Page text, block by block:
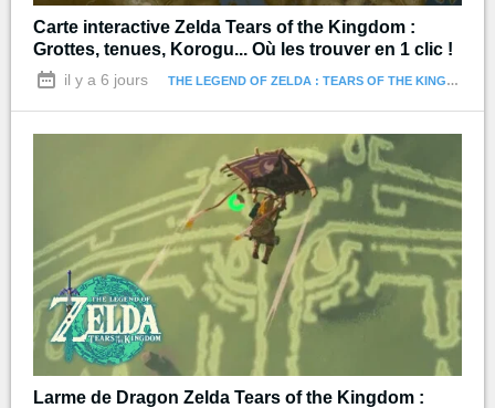
Carte interactive Zelda Tears of the Kingdom :
Grottes, tenues, Korogu... Où les trouver en 1 clic !
il y a 6 jours THE LEGEND OF ZELDA : TEARS OF THE KINGDOM
Larme de Dragon Zelda Tears of the Kingdom :